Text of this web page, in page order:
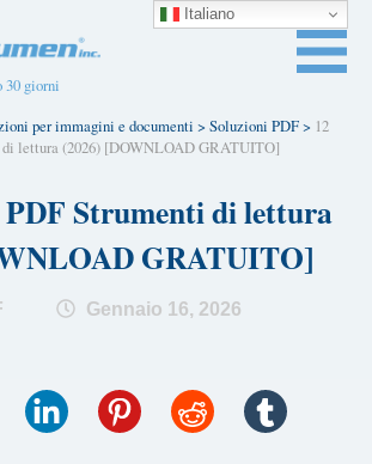
30 giorni
per immagini e documenti >Soluzioni PDF> 12
lettura (2026) [DOWNLOAD GRATUITO]
Strumenti di lettura
GRATUITO]
Gennaio 16, 2026
Italiano